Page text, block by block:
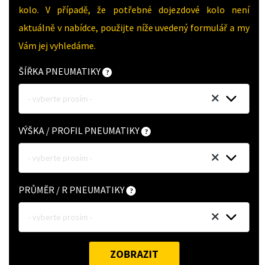
kolo. V případě, že potřebné dojezdové kolo není
aktuálně v nabídce, použijte níže uvedený formulář a my
Vám jej vyhledáme.
ŠÍŘKA PNEUMATIKY
- vyberte prosím -
VÝŠKA / PROFIL PNEUMATIKY
- vyberte prosím -
PRŮMĚR / R PNEUMATIKY
- vyberte prosím -
ZOBRAZIT